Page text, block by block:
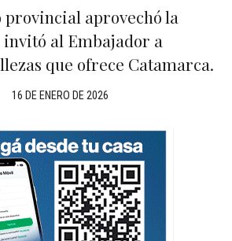
aprovechó la
al Embajador a
que ofrece Catamarca.
16 DE ENERO DE 2026